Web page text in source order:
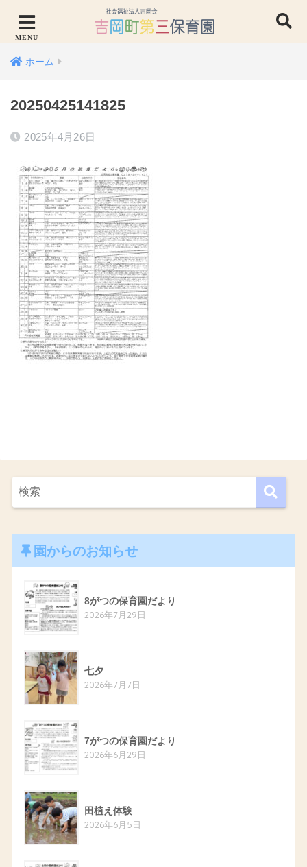
ホーム
20250425141825
2025年4月26日
園からのお知らせ
8がつの保育園だより
2026年7月29日
七夕
2026年7月7日
7がつの保育園だより
2026年6月29日
田植え体験
2026年6月5日